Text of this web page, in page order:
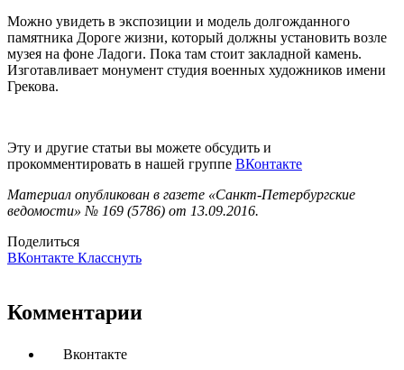
Можно увидеть в экспозиции и модель долгожданного
памятника Дороге жизни, который должны установить возле
музея на фоне Ладоги. Пока там стоит закладной камень.
Изготавливает монумент студия военных художников имени
Грекова.
Эту и другие статьи вы можете обсудить и
прокомментировать в нашей группе ВКонтакте
Материал опубликован в газете «Санкт-Петербургские
ведомости» № 169 (5786) от 13.09.2016.
Поделиться
ВКонтакте Класснуть
Комментарии
Вконтакте